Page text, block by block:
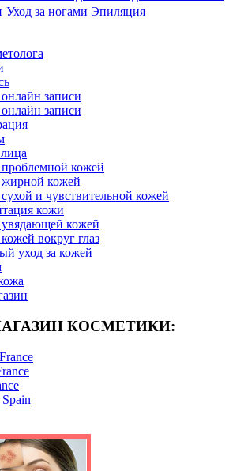
Уход за ногами Эпиляция
записи
записи
проблемной кожей
жирной кожей
сухой и чувствительной кожей
кожи
увядающей кожей
вокруг глаз
уход за кожей
КОСМЕТИКИ: